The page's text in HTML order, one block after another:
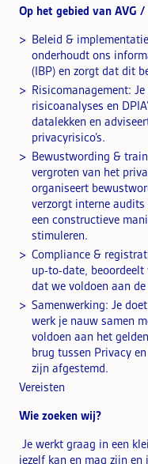
Op het gebied van AVG
Beleid &
onderhoudt ons
(IBP) en zorgt dat dit
Risicomanagement:
risicoanalyses en
datalekken en
privacyrisico’s.
Bewustwording &
vergroten van het
organiseert
verzorgt interne
een constructieve
stimuleren.
Compliance &
up-to-date, beoordeelt
dat we voldoen aan
Samenwerking: Je
werk je nauw samen
voldoen aan het
brug tussen Privacy
zijn afgestemd.
Vereisten
Wie zoeken wij?
Je werkt graag in een
jezelf kan en mag zijn